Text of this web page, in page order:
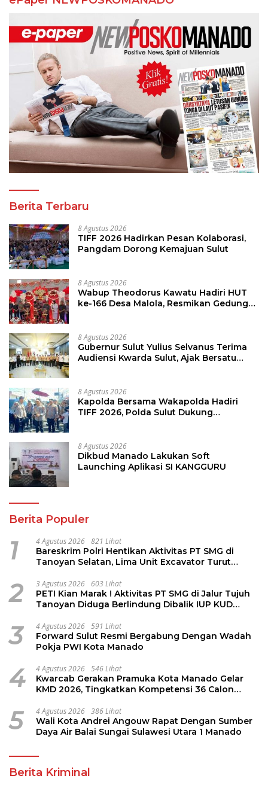
Berita Terbaru
8 Agustus 2026
TIFF 2026 Hadirkan Pesan Kolaborasi,
Pangdam Dorong Kemajuan Sulut
8 Agustus 2026
Wabup Theodorus Kawatu Hadiri HUT
ke-166 Desa Malola, Resmikan Gedung
8 Agustus 2026
Gubernur Sulut Yulius Selvanus Terima
Audiensi Kwarda Sulut, Ajak Bersatu
8 Agustus 2026
Kapolda Bersama Wakapolda Hadiri
TIFF 2026, Polda Sulut Dukung
8 Agustus 2026
Dikbud Manado Lakukan Soft
Launching Aplikasi SI KANGGURU
Berita Populer
1 4 Agustus 2026 821 Lihat
Bareskrim Polri Hentikan Aktivitas PT SMG di
Tanoyan Selatan, Lima Unit Excavator Turut
2 3 Agustus 2026 603 Lihat
PETI Kian Marak ! Aktivitas PT SMG di Jalur Tujuh
Tanoyan Diduga Berlindung Dibalik IUP KUD
3 4 Agustus 2026 591 Lihat
Forward Sulut Resmi Bergabung Dengan Wadah
Pokja PWI Kota Manado
4 4 Agustus 2026 546 Lihat
Kwarcab Gerakan Pramuka Kota Manado Gelar
KMD 2026, Tingkatkan Kompetensi 36 Calon
5 4 Agustus 2026 386 Lihat
Wali Kota Andrei Angouw Rapat Dengan Sumber
Daya Air Balai Sungai Sulawesi Utara 1 Manado
Berita Kriminal